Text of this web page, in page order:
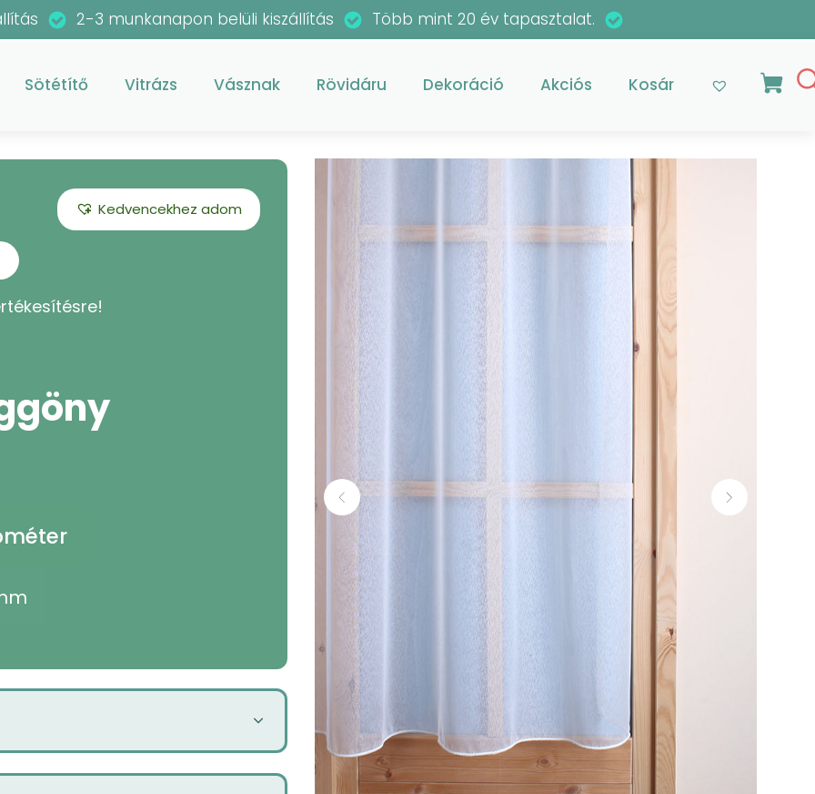
2-3 munkanapon belüli kiszállítás Több mint 20 év tapasztalat.
Sötétítő Vitrázs Vásznak Rövidáru Dekoráció Akciós Kosár
Kedvencekhez adom